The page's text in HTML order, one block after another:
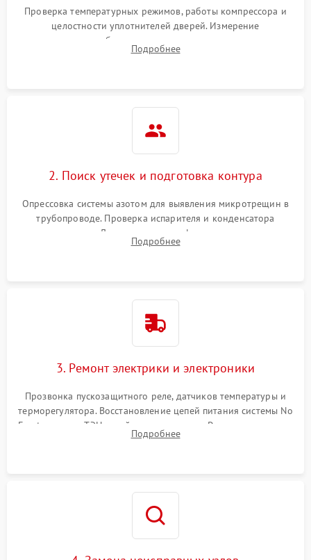
работе
2000 ₽ Подробнее →
1000 ₽
1800 ₽
Проверка температурных режимов, работы компрессора и
целостности уплотнителей дверей. Измерение
сопротивления обмоток мотора, проверка термостата и
считывание кодов ошибок с электронного дисплея.
Подробнее
2. Поиск утечек и подготовка контура
Опрессовка системы азотом для выявления микротрещин в
трубопроводе. Проверка испарителя и конденсатора
течеискателем. Демонтаж старого фильтра-осушителя и
продувка капиллярной трубки для устранения засоров.
Подробнее
3. Ремонт электрики и электроники
Прозвонка пускозащитного реле, датчиков температуры и
терморегулятора. Восстановление цепей питания системы No
Frost, включая ТЭН оттайки и вентилятор. Ремонт или замена
платы управления при сбоях алгоритмов.
Подробнее